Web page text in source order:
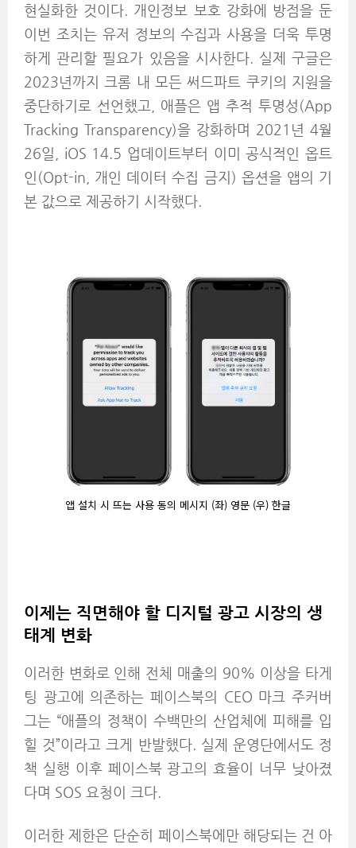
현실화한 것이다. 개인정보 보호 강화에 방점을 둔
이번 조치는 유저 정보의 수집과 사용을 더욱 투명
하게 관리할 필요가 있음을 시사한다. 실제 구글은
2023년까지 크롬 내 모든 써드파트 쿠키의 지원을
중단하기로 선언했고, 애플은 앱 추적 투명성(App
Tracking Transparency)을 강화하며 2021년 4월
26일, iOS 14.5 업데이트부터 이미 공식적인 옵트
인(Opt-in, 개인 데이터 수집 금지) 옵션을 앱의 기
본 값으로 제공하기 시작했다.
앱 설치 시 뜨는 사용 동의 메시지 (좌) 영문 (우) 한글
이제는 직면해야 할 디지털 광고 시장의 생
태계 변화
이러한 변화로 인해 전체 매출의 90% 이상을 타게
팅 광고에 의존하는 페이스북의 CEO 마크 주커버
그는 “애플의 정책이 수백만의 산업체에 피해를 입
힐 것”이라고 크게 반발했다. 실제 운영단에서도 정
책 실행 이후 페이스북 광고의 효율이 너무 낮아졌
다며 SOS 요청이 크다.
이러한 제한은 단순히 페이스북에만 해당되는 건 아